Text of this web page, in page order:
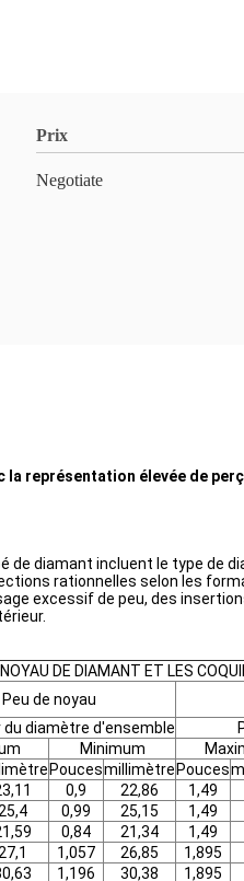
Prix
Negotiate
la représentation élevée de
de diamant incluent le type
rationnelles selon les
excessif de peu, des
DE DIAMANT ET LES
Peu de noyau
du diamètre d'ensemble
Minimum
Poucesmillimètre Pouces
0,9 22,86 1,49
25,4 0,99 25,15 1,49
0,84 21,34 1,49
27,1 1,057 26,85 1,895
1,196 30,38 1,895